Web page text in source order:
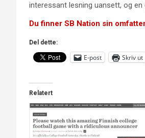
interessant lesning uansett, og
Du finner SB Nation sin
Del dette:
E-post Skriv ut
Relatert